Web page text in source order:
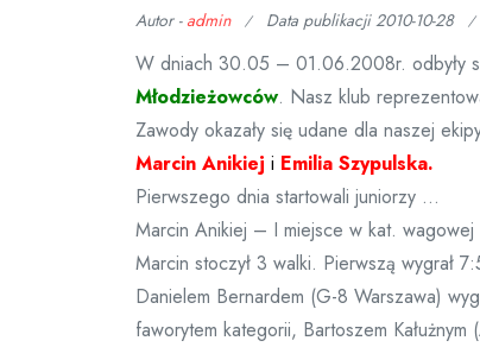
Autor -admin Data publikacji2010-10-28
W dniach 30.05 – 01.06.2008r. odbyły
Młodzieżowców. Nasz klub
Zawody okazały się udane dla naszej
Marcin Anikiej i Emilia Szypulska.
Pierwszego dnia startowali juniorzy …
Marcin Anikiej – I miejsce w kat.
Marcin stoczył 3 walki. Pierwszą wygrał
Danielem Bernardem (G-8 Warszawa)
faworytem kategorii, Bartoszem